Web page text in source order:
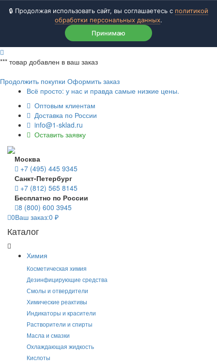
🔒 Продолжая использовать сайт, вы соглашаетесь с политикой
обработки персональных данных.
Принимаю
*** товар добавлен в ваш заказ
Продолжить покупки Оформить заказ
Всё просто: у нас и правда самые низкие цены.
Оптовым клиентам
Доставка по России
info@1-sklad.ru
Оставить заявку
Москва
+7 (495) 445 9345
Санкт-Петербург
+7 (812) 565 8145
Бесплатно по России
8 (800) 600 3945
0Ваш заказ:0 ₽
Каталог
Химия
Косметическая химия
Дезинфицирующие средства
Смолы и отвердители
Химические реактивы
Индикаторы и красители
Растворители и спирты
Масла и смазки
Охлаждающая жидкость
Кислоты